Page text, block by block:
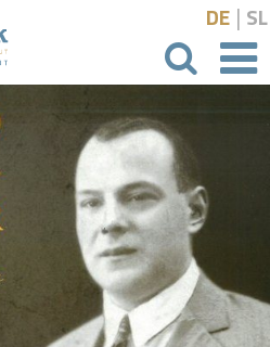
išči
DE | SL